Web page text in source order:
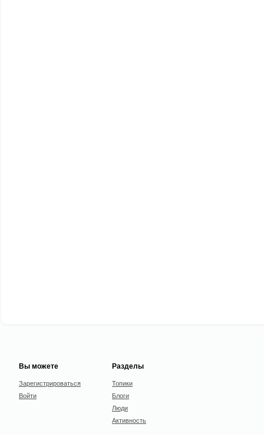
Вы можете
Зарегистрироваться
Войти
Разделы
Топики
Блоги
Люди
Активность